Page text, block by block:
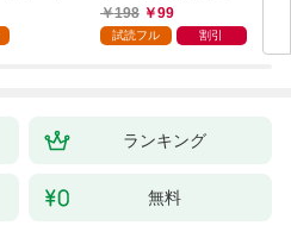
婚して辺境へと向かい
ます ～苦労の先に待っ
198 99
試読フル 割引
ランキング
無料